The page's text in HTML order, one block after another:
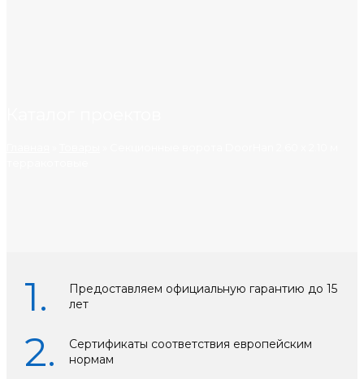
Предоставляем официальную гарантию до 15
лет
Сертификаты соответствия европейским
нормам